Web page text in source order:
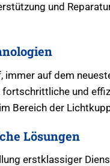
und
immer auf dem
fortschrittliche und
Bereich der
Lösungen
erstklassiger